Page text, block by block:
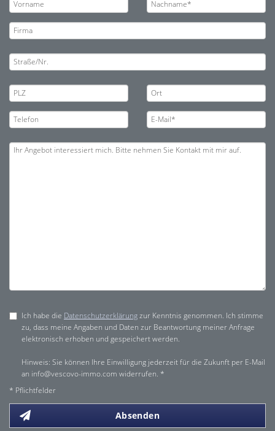
Ich habe die Datenschutzerklärungzur Kenntnis genommen. Ich stimme
zu, dass meine Angaben und Daten zur Beantwortung meiner Anfrage
elektronisch erhoben und gespeichert werden.
Hinweis: Sie können Ihre Einwilligung jederzeit für die Zukunft per E-Mail
an info@vescovo-immo.com widerrufen. *
* Pflichtfelder
Absenden